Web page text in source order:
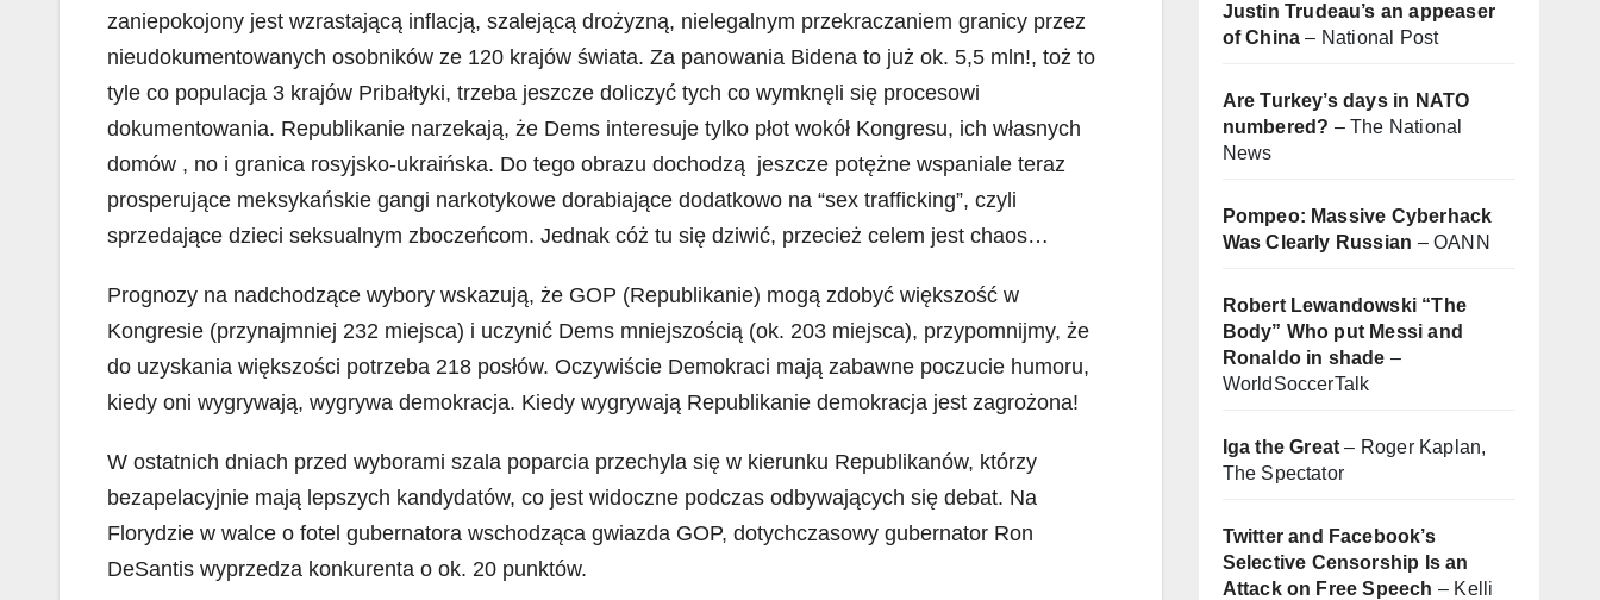
zaniepokojony jest wzrastającą inflacją, szalejącą drożyzną, nielegalnym przekraczaniem granicy przez
nieudokumentowanych osobników ze 120 krajów świata. Za panowania Bidena to już ok. 5,5 mln!, toż to
tyle co populacja 3 krajów Pribałtyki, trzeba jeszcze doliczyć tych co wymknęli się procesowi
dokumentowania. Republikanie narzekają, że Dems interesuje tylko płot wokół Kongresu, ich własnych
domów , no i granica rosyjsko-ukraińska. Do tego obrazu dochodzą jeszcze potężne wspaniale teraz
prosperujące meksykańskie gangi narkotykowe dorabiające dodatkowo na “sex trafficking”, czyli
sprzedające dzieci seksualnym zboczeńcom. Jednak cóż tu się dziwić, przecież celem jest chaos…
Prognozy na nadchodzące wybory wskazują, że GOP (Republikanie) mogą zdobyć większość w
Kongresie (przynajmniej 232 miejsca) i uczynić Dems mniejszością (ok. 203 miejsca), przypomnijmy, że
do uzyskania większości potrzeba 218 posłów. Oczywiście Demokraci mają zabawne poczucie humoru,
kiedy oni wygrywają, wygrywa demokracja. Kiedy wygrywają Republikanie demokracja jest zagrożona!
W ostatnich dniach przed wyborami szala poparcia przechyla się w kierunku Republikanów, którzy
bezapelacyjnie mają lepszych kandydatów, co jest widoczne podczas odbywających się debat. Na
Florydzie w walce o fotel gubernatora wschodząca gwiazda GOP, dotychczasowy gubernator Ron
DeSantis wyprzedza konkurenta o ok. 20 punktów.
Justin Trudeau’s an appeaser
of China – National Post
Are Turkey’s days in NATO
numbered? – The National
News
Pompeo: Massive Cyberhack
Was Clearly Russian – OANN
Robert Lewandowski “The
Body” Who put Messi and
Ronaldo in shade –
WorldSoccerTalk
Iga the Great – Roger Kaplan,
The Spectator
Twitter and Facebook’s
Selective Censorship Is an
Attack on Free Speech – Kelli